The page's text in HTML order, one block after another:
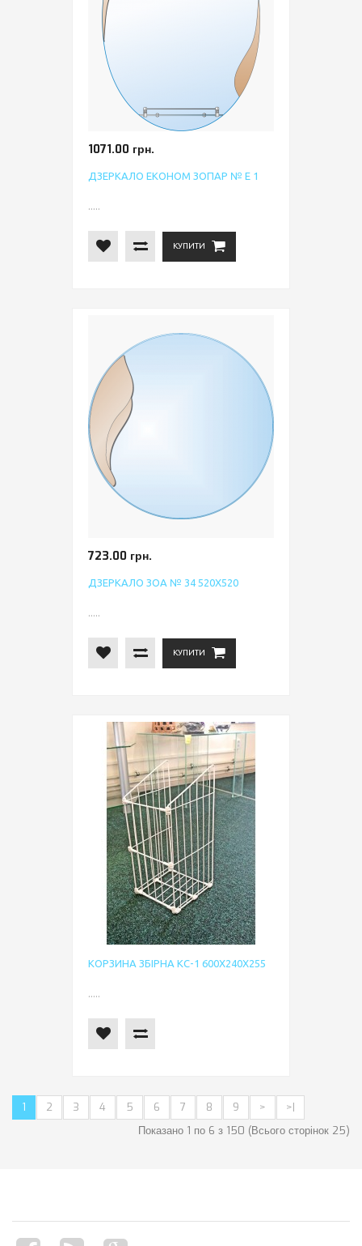
1071.00 грн.
ДЗЕРКАЛО ЕКОНОМ ЗОПАР № Е 1
.....
КУПИТИ
723.00 грн.
ДЗЕРКАЛО ЗОА № 34 520Х520
.....
КУПИТИ
КОРЗИНА ЗБІРНА КС-1 600Х240Х255
.....
1 2 3 4 5 6 7 8 9 >
>|
Показано 1 по 6 з 150 (Всього сторінок 25)